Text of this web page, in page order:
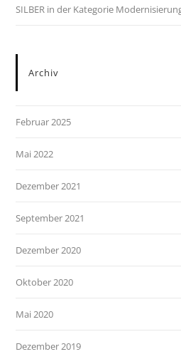
SILBER in der Kategorie
Archiv
Februar 2025
Mai 2022
Dezember 2021
September 2021
Dezember 2020
Oktober 2020
Mai 2020
Dezember 2019